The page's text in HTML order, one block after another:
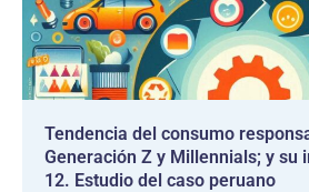
Tendencia del consumo
Generación Z y Millennials; y su
12. Estudio del caso peruano